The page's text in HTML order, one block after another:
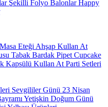
Şekilli Folyo BalonlarHappy
Eteği Ahşap Kullan At
Tabak Bardak Pipet Cupcake
Kapsülü Kullan At Parti Setleri
Sevgililer Günü 23 Nisan
Yetişkin Doğum Günü